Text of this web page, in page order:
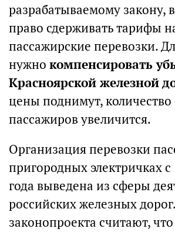
разрабатываемому закону,
право сдерживать тарифы
пассажирские перевозки.
нужно компенсировать
Красноярской железной
цены поднимут,
пассажиров увеличится.
Организация перевозки
пригородных электричках с
года выведена из сферы
российских железных
законопроекта считают,